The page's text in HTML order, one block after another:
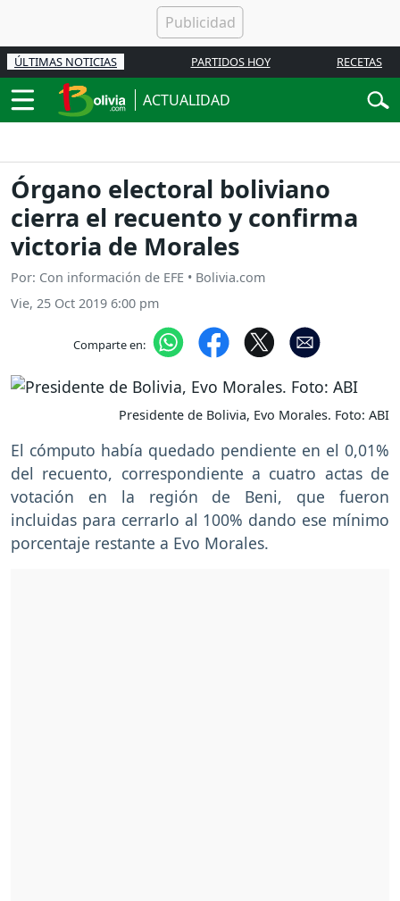
ÚLTIMAS NOTICIAS PARTIDOS HOY RECETAS
ACTUALIDAD
Órgano electoral boliviano
cierra el recuento y confirma
victoria de Morales
Por: Con información de EFE • Bolivia.com
Vie, 25 Oct 2019 6:00 pm
Comparte en:
Presidente de Bolivia, Evo Morales. Foto: ABI
El cómputo había quedado pendiente en el 0,01%
del recuento, correspondiente a cuatro actas de
votación en la región de Beni, que fueron
incluidas para cerrarlo al 100% dando ese mínimo
porcentaje restante a Evo Morales.